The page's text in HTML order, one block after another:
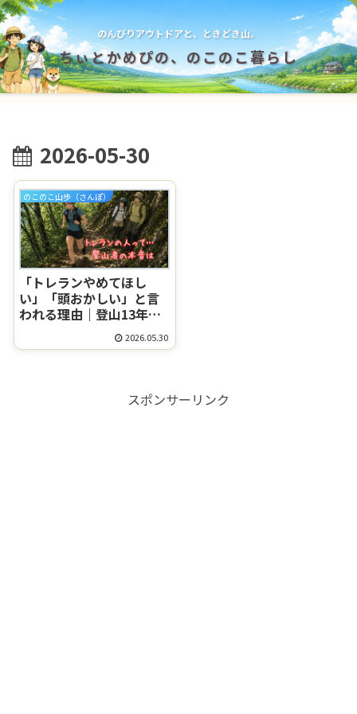
のんびりアウトドアと、ときどき山。
ちぃとかめぴの、のこのこ暮らし
2026-05-30
のこのこ山歩（さんぽ）
「トレランやめてほし
い」「頭おかしい」と言
われる理由｜登山13年夫
婦の本音と、怖いときの
対処法
2026.05.30
スポンサーリンク